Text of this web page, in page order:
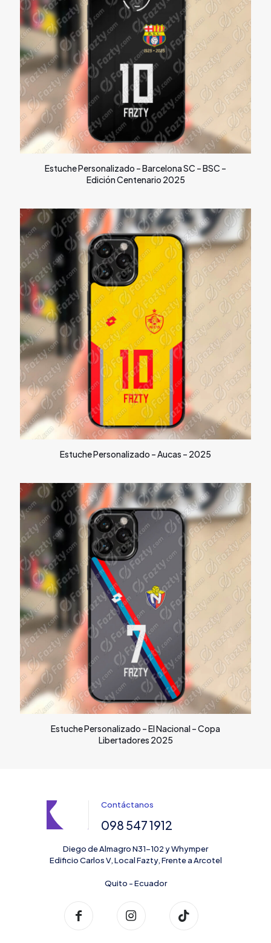
Estuche Personalizado – Barcelona SC – BSC –
Edición Centenario 2025
Estuche Personalizado – Aucas – 2025
Estuche Personalizado – El Nacional – Copa
Libertadores 2025
Contáctanos
098 547 1912
Diego de Almagro N31-102 y Whymper
Edificio Carlos V, Local Fazty, Frente a Arcotel
Quito - Ecuador